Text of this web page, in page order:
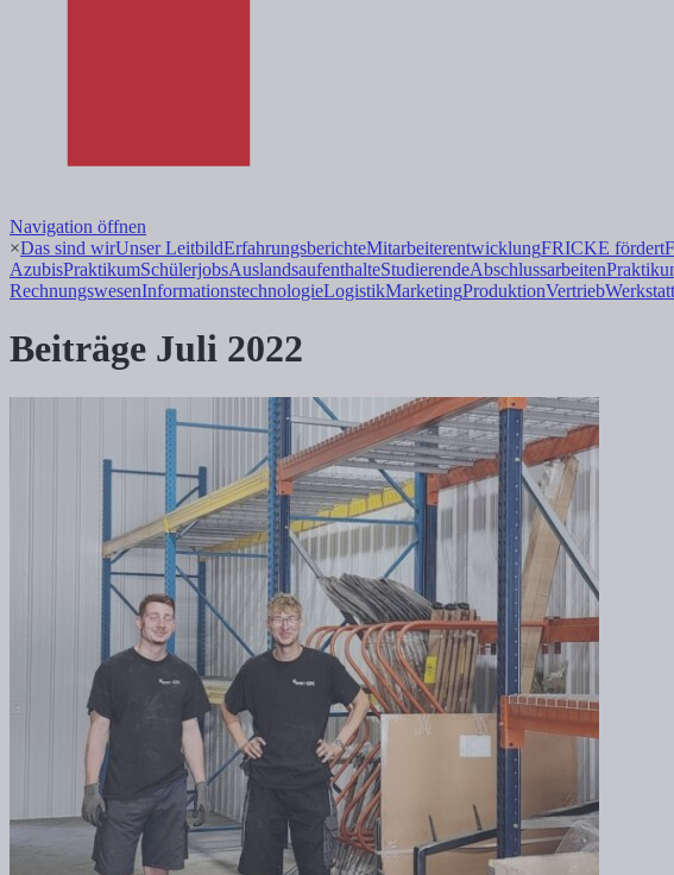
Navigation öffnen
×Das sind wirUnser LeitbildErfahrungsberichteMitarbeiterentwicklungFRICKE fördert
AzubisPraktikumSchülerjobsAuslandsaufenthalteStudierendeAbschlussarbeiten
RechnungswesenInformationstechnologieLogistikMarketingProduktionVertriebWerkstatt
Beiträge Juli 2022